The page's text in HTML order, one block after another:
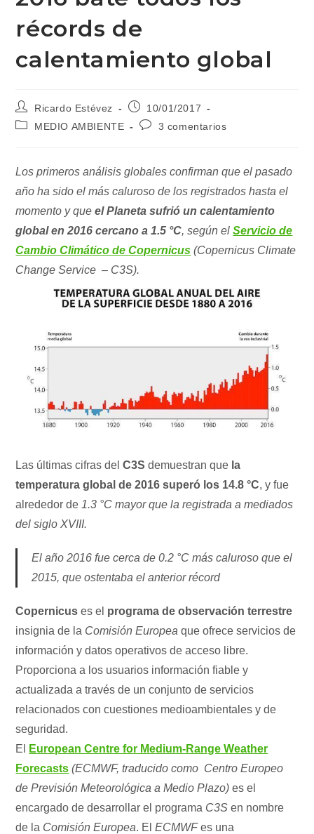
récords de
calentamiento global
Autor
de
la
Ricardo Estévez
Publicación
10/01/2017
Categoría
MEDIO AMBIENTE
Comentarios
3 comentarios
Los primeros análisis globales confirman que el pasado
año ha sido el más caluroso de los registrados hasta el
momento y queel Planeta sufrió un calentamiento
global en 2016 cercano a 1.5 °C, según elServicio de
Cambio Climático de Copernicus (Copernicus Climate
Change Service – C3S).
Las últimas cifras delC3Sdemuestran que la
temperatura global de 2016 superó los 14.8 °C, y fue
alrededor de 1.3 °C mayor que la registrada a mediados
del siglo XVIII.
El año 2016 fue cerca de 0.2 °C más caluroso que el
2015, que ostentaba el anterior récord
Copernicus es el programa de observación terrestre
insignia de la Comisión Europea que ofrece servicios de
información y datos operativos de acceso libre.
Proporciona a los usuarios información fiable y
actualizada a través de un conjunto de servicios
relacionados con cuestiones medioambientales y de
seguridad.
El
European Centre for Medium-Range Weather
Forecasts (ECMWF, traducido como Centro Europeo
de Previsión Meteorológica a Medio Plazo) es el
encargado de desarrollar el programa C3S en nombre
de la Comisión Europea. ElECMWFes una